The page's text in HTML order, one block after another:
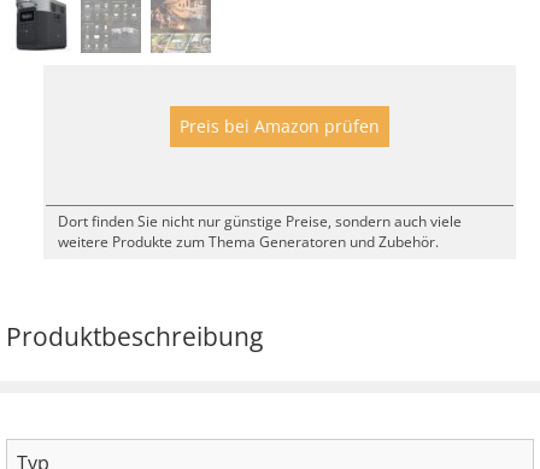
Preis bei Amazon prüfen
Dort finden Sie nicht nur günstige Preise, sondern auch viele
weitere Produkte zum Thema Generatoren und Zubehör.
Produktbeschreibung
Typ